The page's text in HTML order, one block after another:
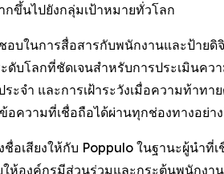
ขึ้นไปยังกลุ่มเป้าหมายทั่วโลก
ในการสื่อสารกับพนักงานและป้ายดิ
ดับโลกที่ชัดเจนสำหรับการประเมิน
ะจำ และการเฝ้าระวังเมื่อความท้า
ความที่เชื่อถือได้ผ่านทุกช่องทางอย่
ชื่อเสียงให้กับ Poppulo ในฐานะผู้น
ห้องค์กรมีส่วนร่วมและกระตุ้นพนักง